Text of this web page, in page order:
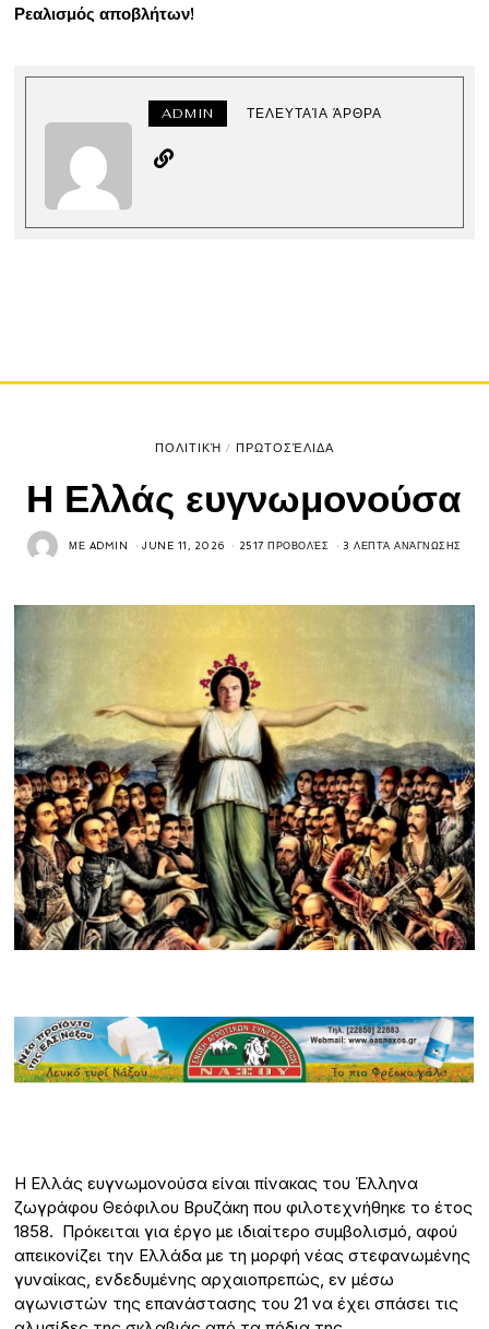
Ρεαλισμός αποβλήτων!
ADMIN ΤΕΛΕΥΤΑΊΑ ΆΡΘΡΑ
ΠΟΛΙΤΙΚΉ / ΠΡΩΤΟΣΈΛΙΔΑ
Η Ελλάς ευγνωμονούσα
ΜΕ ADMIN JUNE 11, 2026 2517 ΠΡΟΒΟΛΈΣ 3 ΛΕΠΤΆ ΑΝΆΓΝΩΣΗΣ
Η Ελλάς ευγνωμονούσα είναι πίνακας του Έλληνα
ζωγράφου Θεόφιλου Βρυζάκη που φιλοτεχνήθηκε το έτος
1858. Πρόκειται για έργο με ιδιαίτερο συμβολισμό, αφού
απεικονίζει την Ελλάδα με τη μορφή νέας στεφανωμένης
γυναίκας, ενδεδυμένης αρχαιοπρεπώς, εν μέσω
αγωνιστών της επανάστασης του 21 να έχει σπάσει τις